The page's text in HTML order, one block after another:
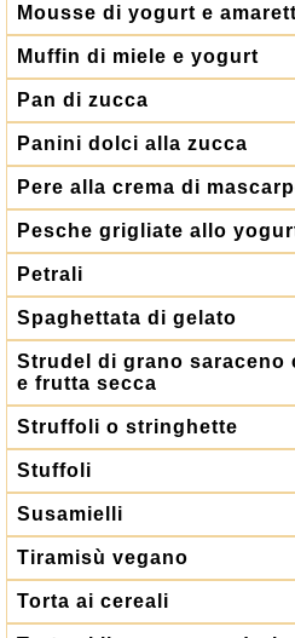
Mousse di yogurt e
Muffin di miele e yogurt
Pan di zucca
Panini dolci alla zucca
Pere alla crema di
Pesche grigliate allo
Petrali
Spaghettata di gelato
Strudel di grano saraceno
e frutta secca
Struffoli o stringhette
Stuffoli
Susamielli
Tiramisù vegano
Torta ai cereali